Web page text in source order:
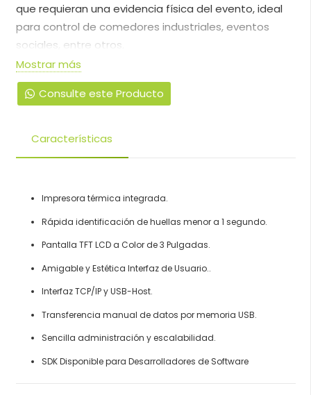
que requieran una evidencia física del evento, ideal
para control de comedores industriales, eventos
sociales, entre otros.
Al realizarse una veriﬁcación exitosa, se imprime un
ticket con la información del evento incluyendo el
nombre de la compañía, estado, etc. ofreciendo
la red de datos mediante su interfaz TCP/IP y cuenta
con puerto USB para la transferencia manual de
datos usando una memoria USB.
Mostrar más
Consulte este Producto
Características
Impresora térmica integrada.
Rápida identificación de huellas menor a 1 segundo.
Pantalla TFT LCD a Color de 3 Pulgadas.
Amigable y Estética Interfaz de Usuario..
Interfaz TCP/IP y USB-Host.
Transferencia manual de datos por memoria USB.
Sencilla administración y escalabilidad.
SDK Disponible para Desarrolladores de Software